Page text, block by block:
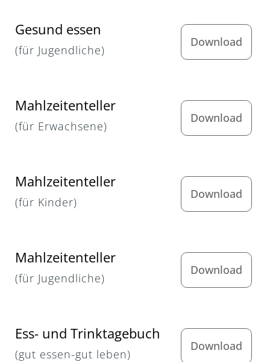
Gesund essen
(für Jugendliche)
Download
Mahlzeitenteller
(für Erwachsene)
Download
Mahlzeitenteller
(für Kinder)
Download
Mahlzeitenteller
(für Jugendliche)
Download
Ess- und Trinktagebuch
(gut essen-gut leben)
Download